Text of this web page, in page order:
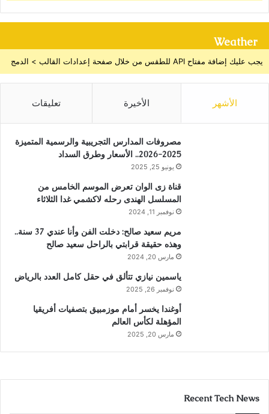
Weather
يجب عليك إضافة مفتاح API للطقس من خلال صفحة إعدادات القالب > الدمج
الأشهر الأخيرة تعليقات
مصروفات المدارس التجريبية والرسمية المتميزة
2025-2026.. الأسعار وطرق السداد
يونيو 25, 2025
قناة زى الوان تعرض الموسم الخامس من
المسلسل الهندى رحله لاكشمي غدا الثلاثاء
نوفمبر 11, 2024
مريم سعيد صالح: دخلت الفن وأنا عندي 37 سنة..
وهذه حقيقة قرابتي بالراحل سعيد صالح
مارس 20, 2024
ياسمين نيازي تتألق في حقل كامل العدد بالرياض
نوفمبر 26, 2025
أوغندا يخسر أمام موزمبيق بتصفيات أفريقيا
المؤهلة لكأس العالم
مارس 20, 2025
Recent Tech News